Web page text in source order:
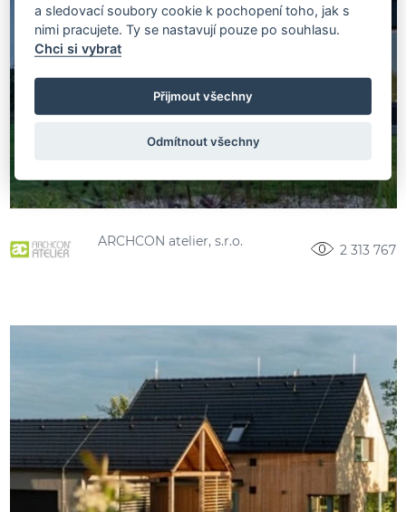
ARCHCON atelier, s.r.o.
2 313 767
a sledovací soubory cookie k pochopení toho, jak s
nimi pracujete. Ty se nastavují pouze po souhlasu.
Chci si vybrat
Přijmout všechny
Odmítnout všechny